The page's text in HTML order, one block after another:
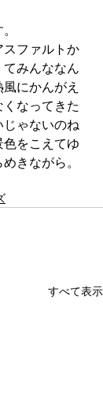
スファルトか
てみんななん
にかんがえ
なってきた
ゃないのね
をこえてゆ
きながら。
すべて表示